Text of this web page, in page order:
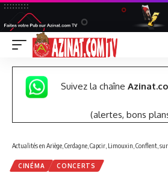
Suivez la chaîne
(alertes, bons
Actualités en Ariège, Cerdagne, Capcir, Limouxin, Conflent,
CINÉMA CONCERTS